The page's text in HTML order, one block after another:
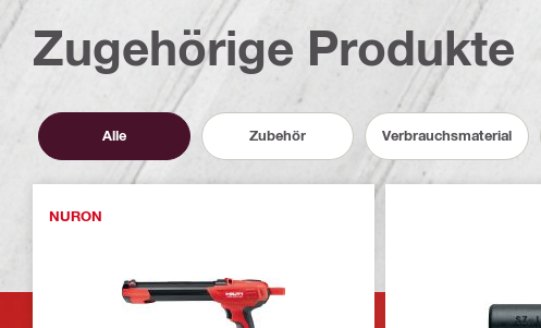
Zugehörige Produkte
Alle Zubehör Verbrauchsmaterial
NURON